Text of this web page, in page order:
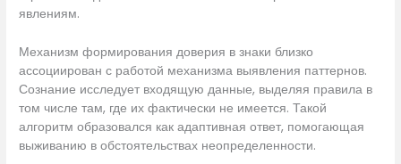
явлениям.
Механизм формирования доверия в знаки близко
ассоциирован с работой механизма выявления паттернов.
Сознание исследует входящую данные, выделяя правила в
том числе там, где их фактически не имеется. Такой
алгоритм образовался как адаптивная ответ, помогающая
выживанию в обстоятельствах неопределенности.